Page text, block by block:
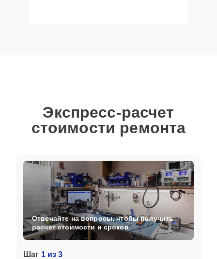
Экспресс-расчет
стоимости ремонта
Шаг 1 из 3
Отвечайте на вопросы, чтобы получить
расчет стоимости и сроков